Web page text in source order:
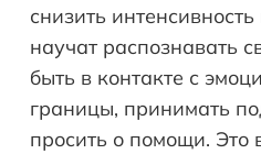
снизить
научат распознавать
быть в контакте с
границы, принимать
просить о помощи. Это